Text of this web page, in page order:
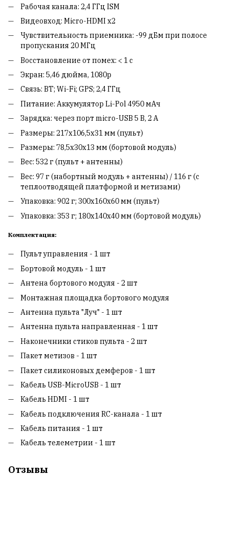
Рабочая канала: 2,4 ГГц ISM
Видеовход: Micro-HDMI x2
Чувствительность приемника: -99 дБм при полосе
пропускания 20 МГц
Восстановление от помех: < 1 с
Экран: 5,46 дюйма, 1080p
Связь: BT; Wi-Fi; GPS; 2,4 ГГц
Питание: Аккумулятор Li-Pol 4950 мАч
Зарядка: через порт micro-USB 5 В, 2 A
Размеры: 217x106,5x31 мм (пульт)
Размеры: 78,5x30x13 мм (бортовой модуль)
Вес: 532 г (пульт + антенны)
Вес: 97 г (набортный модуль + антенны) / 116 г (с
теплоотводящей платформой и метизами)
Упаковка: 902 г; 300х160х60 мм (пульт)
Упаковка: 353 г; 180х140х40 мм (бортовой модуль)
Комплектация:
Пульт управления - 1 шт
Бортовой модуль - 1 шт
Антена бортового модуля - 2 шт
Монтажная площадка бортового модуля
Антенна пульта "Луч" - 1 шт
Антенна пульта направленная - 1 шт
Наконечники стиков пульта - 2 шт
Пакет метизов - 1 шт
Пакет силиконовых демферов - 1 шт
Кабель USB-MicroUSB - 1 шт
Кабель HDMI - 1 шт
Кабель подключения RC-канала - 1 шт
Кабель питания - 1 шт
Кабель телеметрии - 1 шт
Отзывы